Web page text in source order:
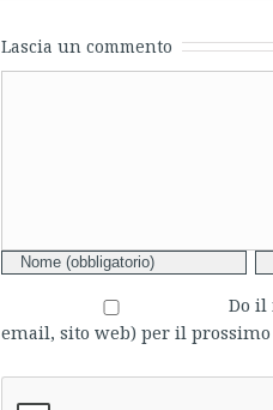
Lascia un commento
Do il
email, sito web) per il